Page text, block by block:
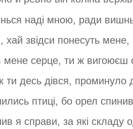
наді мною, ради
хай звідси понесуть
серце, ти ж вигоюєш
ти десь дівся, проминуло
птиці, бо орел спинив
я справи, за які складу